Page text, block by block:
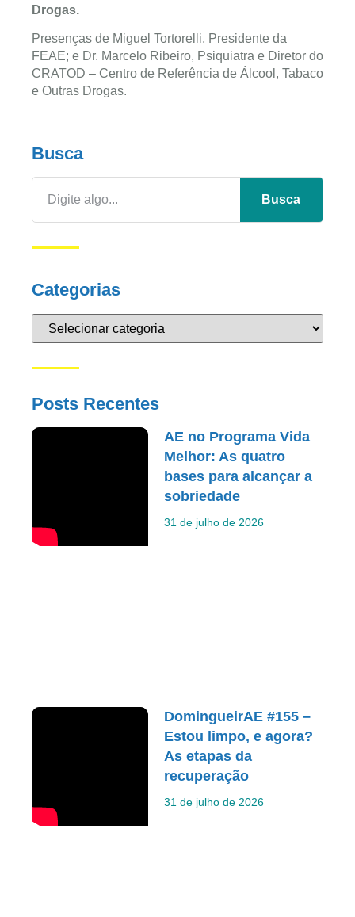
Drogas.
Presenças de Miguel Tortorelli, Presidente da
FEAE; e Dr. Marcelo Ribeiro, Psiquiatra e Diretor do
CRATOD – Centro de Referência de Álcool, Tabaco
e Outras Drogas.
Busca
Busca
Categorias
Posts Recentes
AE no Programa Vida
Melhor: As quatro
bases para alcançar a
sobriedade
31 de julho de 2026
DomingueirAE #155 –
Estou limpo, e agora?
As etapas da
recuperação
31 de julho de 2026